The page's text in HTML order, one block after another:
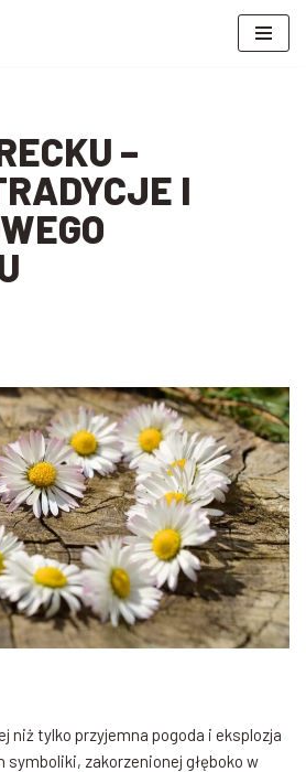
–
I
niż tylko przyjemna pogoda i eksplozja
symboliki, zakorzenionej głęboko w